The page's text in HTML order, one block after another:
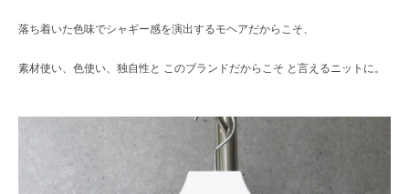
落ち着いた色味でシャギー感を演出するモヘアだからこそ、
素材使い、色使い、独自性と このブランドだからこそ と言えるニットに。